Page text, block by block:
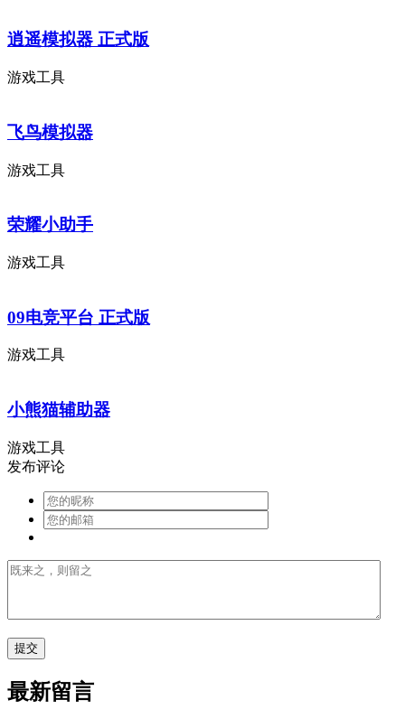
逍遥模拟器 正式版
游戏工具
飞鸟模拟器
游戏工具
荣耀小助手
游戏工具
09电竞平台 正式版
游戏工具
小熊猫辅助器
游戏工具
发布评论
最新留言